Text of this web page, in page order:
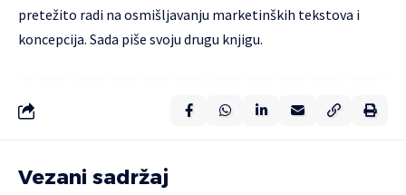
pretežito radi na osmišljavanju marketinških tekstova i
koncepcija. Sada piše svoju drugu knjigu.
Vezani sadržaj